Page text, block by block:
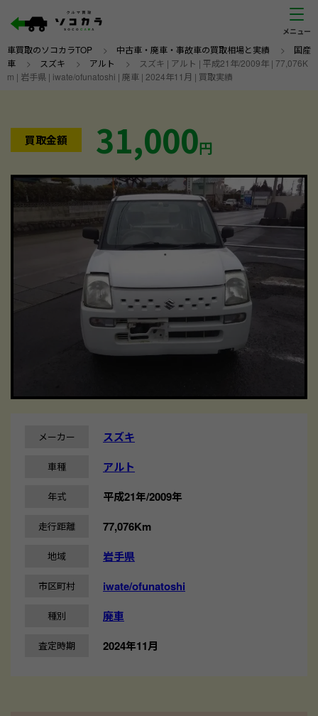
車買取のソコカラTOP > 中古車・廃車・事故車の買取相場と実績 > 国産
車 > スズキ > アルト >
スズキ | アルト | 平成21年/2009年 | 77,076K
m | 岩手県 | iwate/ofunatoshi | 廃車 | 2024年11月 | 買取実績
買取金額 31,000円
メーカー スズキ
車種 アルト
年式 平成21年/2009年
走行距離 77,076Km
地域 岩手県
市区町村 iwate/ofunatoshi
種別 廃車
査定時期 2024年11月